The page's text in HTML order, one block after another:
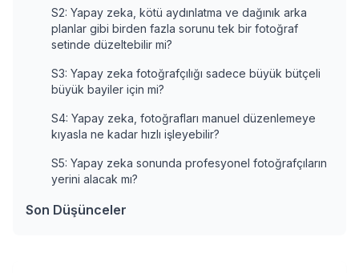
S2: Yapay zeka, kötü aydınlatma ve dağınık arka
planlar gibi birden fazla sorunu tek bir fotoğraf
setinde düzeltebilir mi?
S3: Yapay zeka fotoğrafçılığı sadece büyük bütçeli
büyük bayiler için mi?
S4: Yapay zeka, fotoğrafları manuel düzenlemeye
kıyasla ne kadar hızlı işleyebilir?
S5: Yapay zeka sonunda profesyonel fotoğrafçıların
yerini alacak mı?
Son Düşünceler